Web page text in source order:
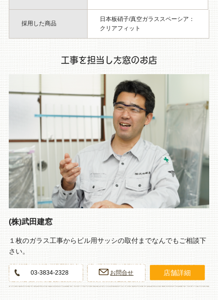
採用した商品
日本板硝子/真空ガラススペーシア：
クリアフィット
工事を担当した窓のお店
(株)武田建窓
１枚のガラス工事からビル用サッシの取付までなんでもご相談下
さい。
03-3834-2328 お問合せ 店舗詳細